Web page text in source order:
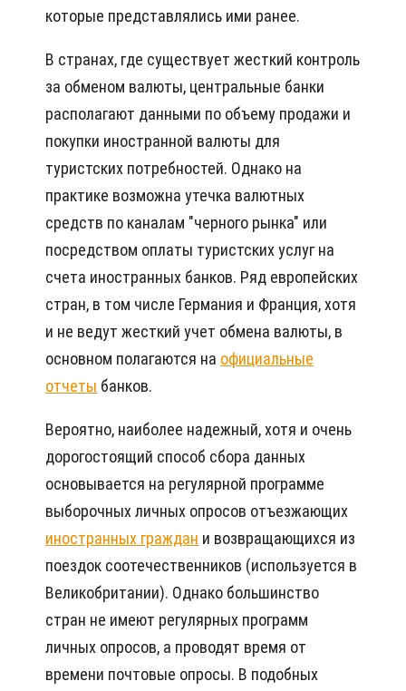
которые представлялись ими ранее.
В странах, где существует жесткий контроль
за обменом валюты, центральные банки
располагают данными по объему продажи и
покупки иностранной валюты для
туристских потребностей. Однако на
практике возможна утечка валютных
средств по каналам "черного рынка" или
посредством оплаты туристских услуг на
счета иностранных банков. Ряд европейских
стран, в том числе Германия и Франция, хотя
и не ведут жесткий учет обмена валюты, в
основном полагаются на официальные
отчеты банков.
Вероятно, наиболее надежный, хотя и очень
дорогостоящий способ сбора данных
основывается на регулярной программе
выборочных личных опросов отъезжающих
иностранных граждан и возвращающихся из
поездок соотечественников (используется в
Великобритании). Однако большинство
стран не имеют регулярных программ
личных опросов, а проводят время от
времени почтовые опросы. В подобных